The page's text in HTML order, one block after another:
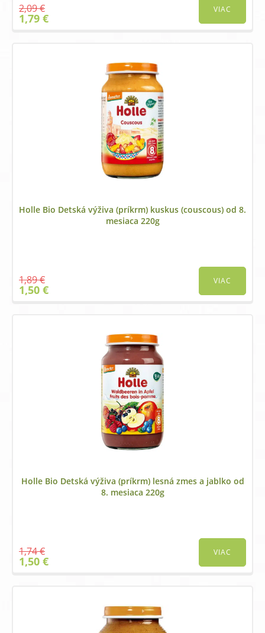
2,09€
Original
price
1,79 €Current
price
VIAC
Holle Bio Detská výživa (príkrm) kuskus (couscous) od 8.
mesiaca 220g
1,89€
Original
price
1,50 €Current
price
VIAC
Holle Bio Detská výživa (príkrm) lesná zmes a jablko od
8. mesiaca 220g
1,74€
Original
price
1,50 €Current
price
VIAC